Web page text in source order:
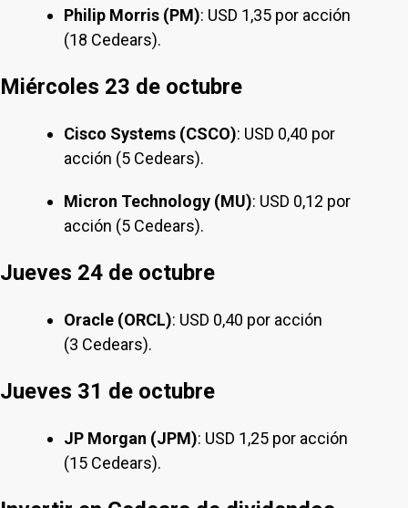
Philip Morris (PM): USD 1,35 por acción
(18 Cedears).
Miércoles 23 de octubre
Cisco Systems (CSCO): USD 0,40 por
acción (5 Cedears).
Micron Technology (MU): USD 0,12 por
acción (5 Cedears).
Jueves 24 de octubre
Oracle (ORCL): USD 0,40 por acción
(3 Cedears).
Jueves 31 de octubre
JP Morgan (JPM): USD 1,25 por acción
(15 Cedears).